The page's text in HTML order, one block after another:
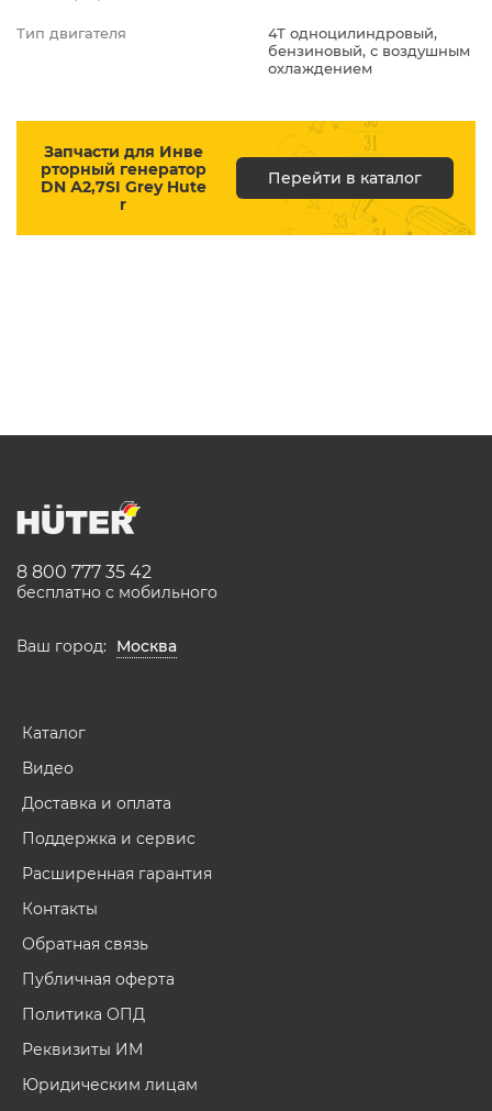
Тип двигателя
4Т одноцилиндровый,
бензиновый, с воздушным
охлаждением
Запчасти для Инве
рторный генератор
DN А2,7SI Grey Hute
r
Перейти в каталог
8 800 777 35 42
бесплатно с мобильного
Ваш город: Москва
Каталог
Видео
Доставка и оплата
Поддержка и сервис
Расширенная гарантия
Контакты
Обратная связь
Публичная оферта
Политика ОПД
Реквизиты ИМ
Юридическим лицам